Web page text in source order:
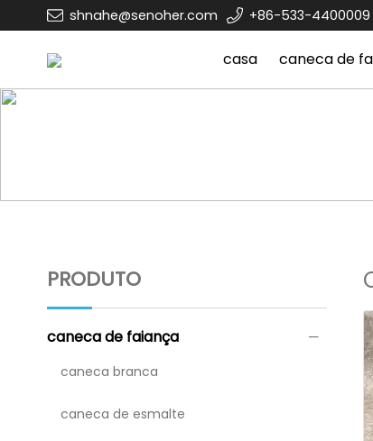
shnahe@senoher.com +86-533-4400009
casa caneca de
PRODUTO
caneca de faiança
caneca branca
caneca de esmalte